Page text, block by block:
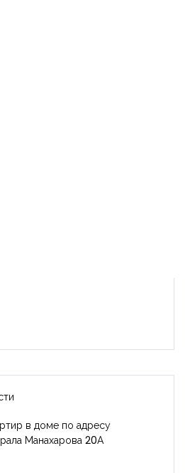
в доме по адресу
Манахарова 20А